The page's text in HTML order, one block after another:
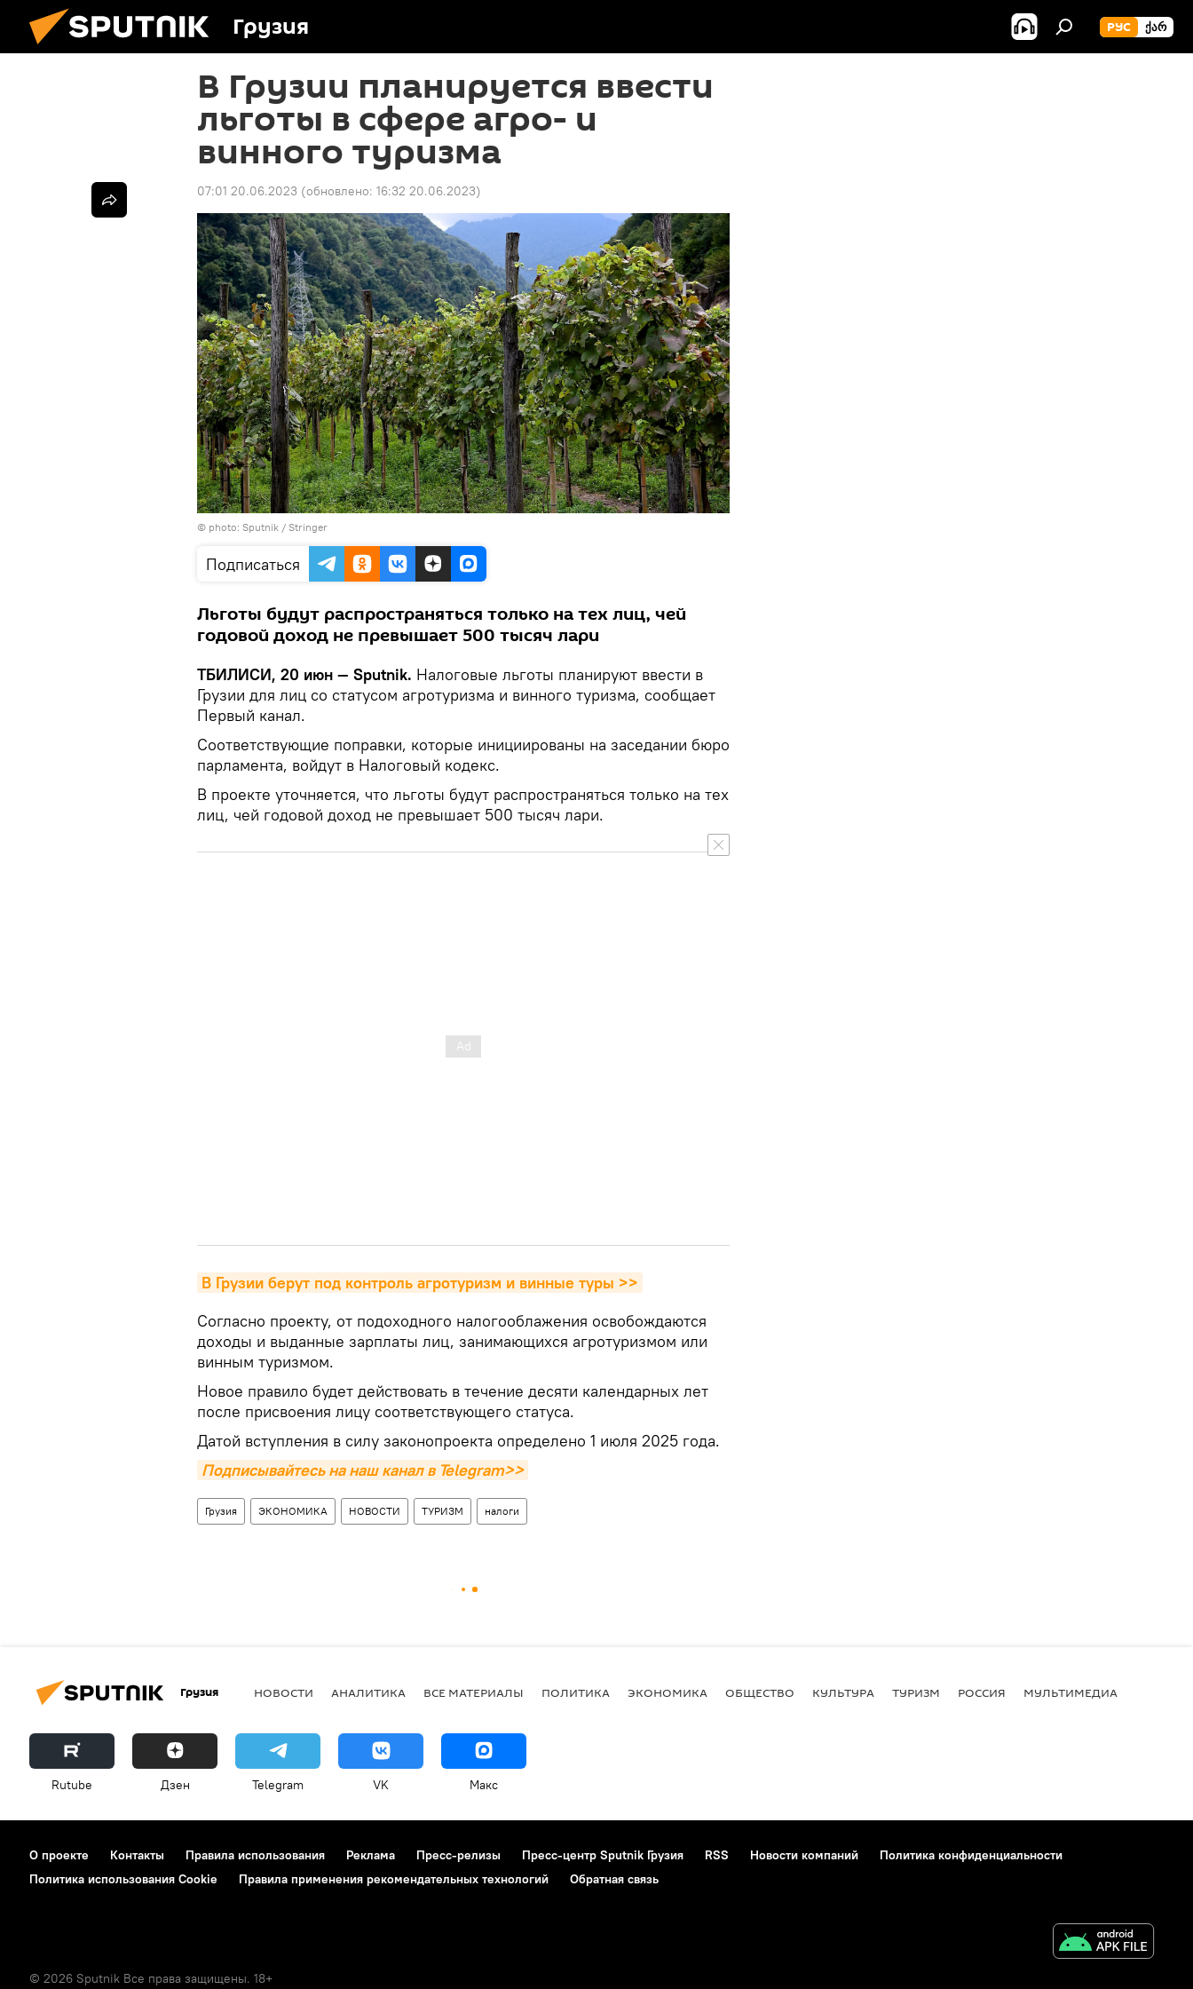
Грузия РУС ᲥᲐᲠ
В Грузии планируется ввести
льготы в сфере агро- и
винного туризма
07:01 20.06.2023 (обновлено: 16:32 20.06.2023)
© photo: Sputnik / Stringer
Подписаться
Льготы будут распространяться только на тех лиц, чей
годовой доход не превышает 500 тысяч лари
ТБИЛИСИ, 20 июн — Sputnik. Налоговые льготы планируют ввести в
Грузии для лиц со статусом агротуризма и винного туризма, сообщает
Первый канал.
Соответствующие поправки, которые инициированы на заседании бюро
парламента, войдут в Налоговый кодекс.
В проекте уточняется, что льготы будут распространяться только на тех
лиц, чей годовой доход не превышает 500 тысяч лари.
В Грузии берут под контроль агротуризм и винные туры >>
Согласно проекту, от подоходного налогооблажения освобождаются
доходы и выданные зарплаты лиц, занимающихся агротуризмом или
винным туризмом.
Новое правило будет действовать в течение десяти календарных лет
после присвоения лицу соответствующего статуса.
Датой вступления в силу законопроекта определено 1 июля 2025 года.
Подписывайтесь на наш канал в Telegram>>
Грузия ЭКОНОМИКА НОВОСТИ ТУРИЗМ налоги
Грузия НОВОСТИ АНАЛИТИКА ВСЕ МАТЕРИАЛЫ ПОЛИТИКА ЭКОНОМИКА ОБЩЕСТВО КУЛЬТУРА ТУРИЗМ РОССИЯ МУЛЬТИМЕДИА
Rutube Дзен Telegram VK Макс
О проекте Контакты Правила использования Реклама Пресс-релизы Пресс-центр Sputnik Грузия RSS Новости компаний
Политика конфиденциальности
Политика использования Cookie
Правила применения рекомендательных технологий Обратная связь
© 2026 Sputnik Все права защищены. 18+